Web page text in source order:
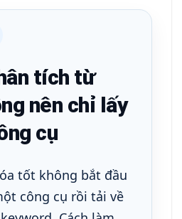
tích từ
nên chỉ lấy
cụ
tốt không bắt đầu
công cụ rồi tải về